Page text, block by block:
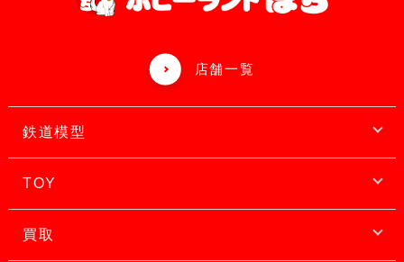
店舗一覧
鉄道模型
TOY
買取